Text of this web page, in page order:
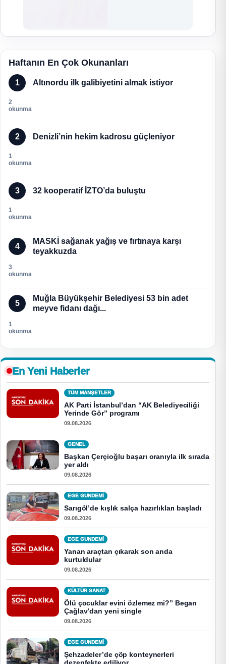
Haftanın En Çok Okunanları
1 Altınordu ilk galibiyetini almak istiyor
2
okunma
2 Denizli’nin hekim kadrosu güçleniyor
1
okunma
3 32 kooperatif İZTO’da buluştu
1
okunma
4
MASKİ sağanak yağış ve fırtınaya karşı
teyakkuzda
3
okunma
5
Muğla Büyükşehir Belediyesi 53 bin adet
meyve fidanı dağı...
1
okunma
En Yeni Haberler
TÜM MANŞETLER
AK Parti İstanbul’dan “AK Belediyeciliği
Yerinde Gör” programı
09.08.2026
GENEL
Başkan Çerçioğlu başarı oranıyla ilk sırada
yer aldı
09.08.2026
EGE GUNDEMİ
Sarıgöl’de kışlık salça hazırlıkları başladı
09.08.2026
EGE GUNDEMİ
Yanan araçtan çıkarak son anda
kurtuldular
09.08.2026
KÜLTÜR SANAT
Ölü çocuklar evini özlemez mi?” Began
Çağlav’dan yeni single
09.08.2026
EGE GUNDEMİ
Şehzadeler’de çöp konteynerleri